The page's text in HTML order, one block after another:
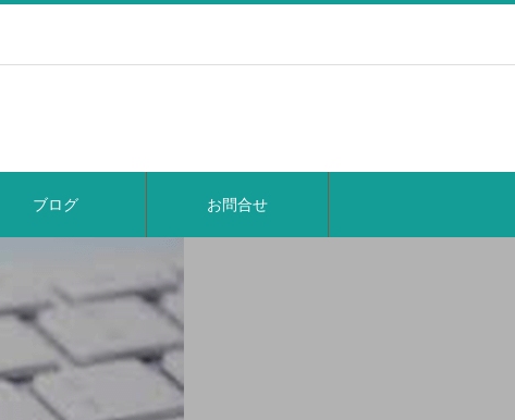
ブログ お問合せ